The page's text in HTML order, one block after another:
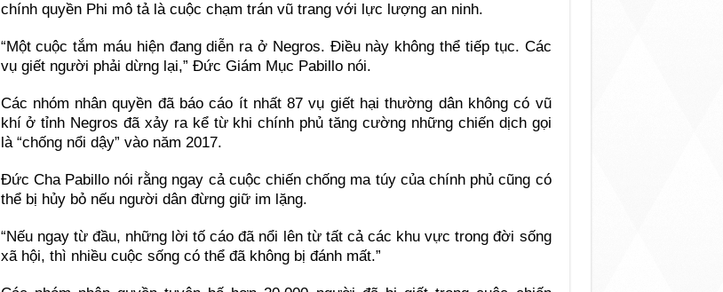
chính quyền Phi mô tả là cuộc chạm trán vũ trang với lực lượng an ninh.
“Một cuộc tắm máu hiện đang diễn ra ở Negros. Điều này không thể tiếp tục. Các
vụ giết người phải dừng lại,” Đức Giám Mục Pabillo nói.
Các nhóm nhân quyền đã báo cáo ít nhất 87 vụ giết hại thường dân không có vũ
khí ở tỉnh Negros đã xảy ra kể từ khi chính phủ tăng cường những chiến dịch gọi
là “chống nổi dậy” vào năm 2017.
Đức Cha Pabillo nói rằng ngay cả cuộc chiến chống ma túy của chính phủ cũng có
thể bị hủy bỏ nếu người dân đừng giữ im lặng.
“Nếu ngay từ đầu, những lời tố cáo đã nổi lên từ tất cả các khu vực trong đời sống
xã hội, thì nhiều cuộc sống có thể đã không bị đánh mất.”